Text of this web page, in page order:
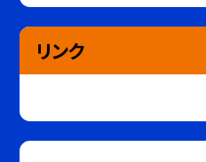
リンク